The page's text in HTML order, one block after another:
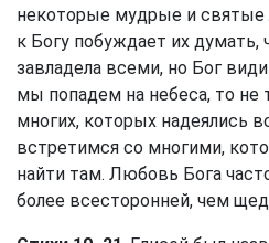
некоторые мудрые и святые
к Богу побуждает их думать,
завладела всеми, но Бог
мы попадем на небеса, то не
многих, которых надеялись
встретимся со многими,
найти там. Любовь Бога
более всесторонней, чем